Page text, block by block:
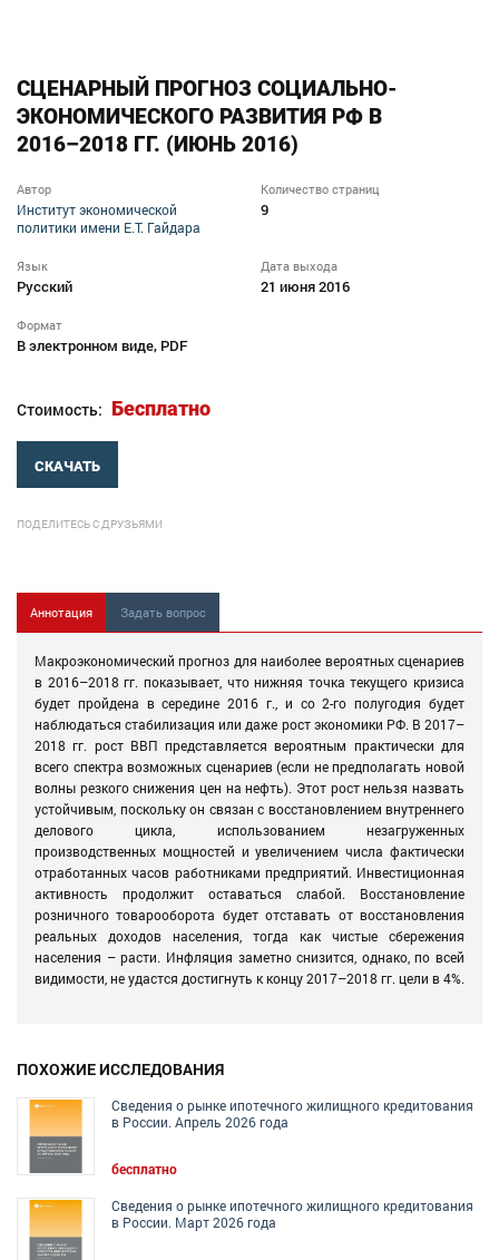
СЦЕНАРНЫЙ ПРОГНОЗ СОЦИАЛЬНО-
ЭКОНОМИЧЕСКОГО РАЗВИТИЯ РФ В
2016–2018 ГГ. (ИЮНЬ 2016)
Автор
Институт экономической
политики имени Е.Т. Гайдара
Количество страниц
9
Язык
Русский
Дата выхода
21 июня 2016
Формат
В электронном виде, PDF
Стоимость: Бесплатно
СКАЧАТЬ
ПОДЕЛИТЕСЬ С ДРУЗЬЯМИ
Аннотация Задать вопрос
Макроэкономический прогноз для наиболее вероятных сценариев
в 2016–2018 гг. показывает, что нижняя точка текущего кризиса
будет пройдена в середине 2016 г., и со 2-го полугодия будет
наблюдаться стабилизация или даже рост экономики РФ. В 2017–
2018 гг. рост ВВП представляется вероятным практически для
всего спектра возможных сценариев (если не предполагать новой
волны резкого снижения цен на нефть). Этот рост нельзя назвать
устойчивым, поскольку он связан с восстановлением внутреннего
делового цикла, использованием незагруженных
производственных мощностей и увеличением числа фактически
отработанных часов работниками предприятий. Инвестиционная
активность продолжит оставаться слабой. Восстановление
розничного товарооборота будет отставать от восстановления
реальных доходов населения, тогда как чистые сбережения
населения – расти. Инфляция заметно снизится, однако, по всей
видимости, не удастся достигнуть к концу 2017–2018 гг. цели в 4%.
ПОХОЖИЕ ИССЛЕДОВАНИЯ
Сведения о рынке ипотечного жилищного кредитования
в России. Апрель 2026 года
бесплатно
Сведения о рынке ипотечного жилищного кредитования
в России. Март 2026 года